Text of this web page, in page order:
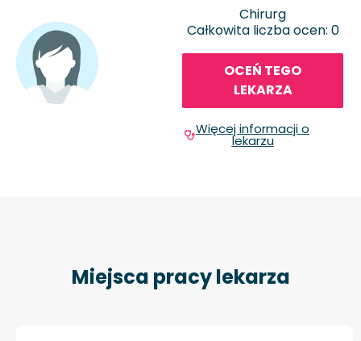
Chirurg
Całkowita liczba ocen: 0
OCEŃ TEGO
LEKARZA
Więcej informacji o
lekarzu
Miejsca pracy lekarza